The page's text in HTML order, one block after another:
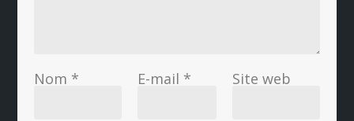
Nom * E-mail * Site web